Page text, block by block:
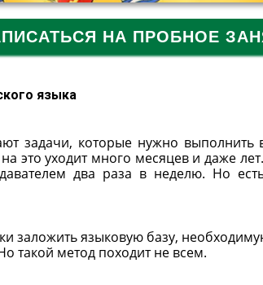
НА ПРОБНОЕ
языка
задачи, которые нужно выполнить
это уходит много месяцев и даже
два раза в неделю. Но
заложить языковую базу,
такой метод походит не всем.